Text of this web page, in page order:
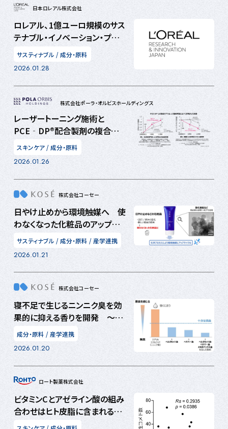
日本ロレアル株式会社
ロレアル、1億ユーロ規模のサス
テナブル・イノベーション・プロ
グラム「L’AcceleratOR」に選出
された最初のイノベーター13社
を発表
サスティナブル / 成分・原料
2026.01.28
株式会社ポーラ・オルビスホールディングス
レーザートーニング施術と
PCE‐DP®配合製剤の複合ケ
アの安全性と有効性をクリニッ
クと共同で実証
スキンケア / 成分・原料
2026.01.26
株式会社コーセー
日やけ止めから環境触媒へ 使
わなくなった化粧品のアップサ
イクル技術の開発に着手
サスティナブル / 成分・原料 / 産学連携
2026.01.21
株式会社コーセー
寝不足で生じるニンニク臭を効
果的に抑える香りを開発 ～3
種の天然香料を用いた2種のマ
スキング技術で実現～
成分・原料 / 産学連携
2026.01.20
ロート製薬株式会社
ビタミンCとアゼライン酸の組み
合わせはヒト皮脂に含まれるス
テアリン酸が誘導する炎症因子